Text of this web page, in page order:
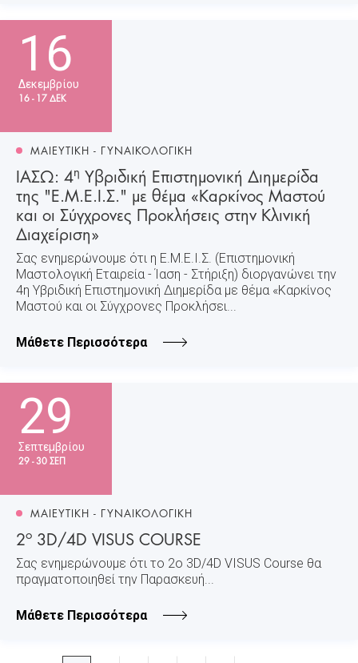
16
Δεκεμβρίου
16 - 17 ΔΕΚ
ΜΑΙΕΥΤΙΚΗ - ΓΥΝΑΙΚΟΛΟΓΙΚΗ
ΙΑΣΩ: 4η Υβριδική Επιστημονική Διημερίδα
της "Ε.Μ.Ε.Ι.Σ." με θέμα «Καρκίνος Μαστού
και οι Σύγχρονες Προκλήσεις στην Κλινική
Διαχείριση»
Σας ενημερώνουμε ότι η Ε.Μ.Ε.Ι.Σ. (Επιστημονική
Μαστολογική Εταιρεία - Ίαση - Στήριξη) διοργανώνει την
4η Υβριδική Επιστημονική Διημερίδα με θέμα «Καρκίνος
Μαστού και οι Σύγχρονες Προκλήσει...
Μάθετε Περισσότερα
29
Σεπτεμβρίου
29 - 30 ΣΕΠ
ΜΑΙΕΥΤΙΚΗ - ΓΥΝΑΙΚΟΛΟΓΙΚΗ
2ο 3D/4D VISUS COURSE
Σας ενημερώνουμε ότι το 2ο 3D/4D VISUS Course θα
πραγματοποιηθεί την Παρασκευή...
Μάθετε Περισσότερα